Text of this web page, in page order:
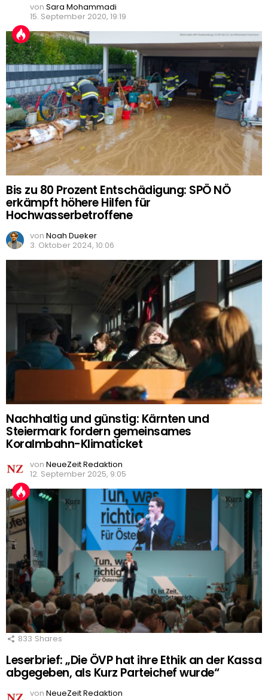
von Sara Mohammadi
15. September 2020, 19:19
Bis zu 80 Prozent Entschädigung: SPÖ NÖ
erkämpft höhere Hilfen für
Hochwasserbetroffene
von Noah Dueker
3. Oktober 2024, 10:06
Nachhaltig und günstig: Kärnten und
Steiermark fordern gemeinsames
Koralmbahn-Klimaticket
von NeueZeit Redaktion
12. September 2025, 9:05
833 Shares
Leserbrief: „Die ÖVP hat ihre Ethik an der Kassa
abgegeben, als Kurz Parteichef wurde“
von NeueZeit Redaktion